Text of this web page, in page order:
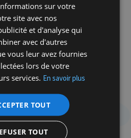
neige avec un mixer
fermes et ajoutez
le sucre avec la noix
délicatement ce
de vanille aux blancs
sur votre
site avec nos
et d'analyse qui
avec d'autres
vous leur avez fournies
lors de votre
services. En savoir plus
TOUT
TOUT